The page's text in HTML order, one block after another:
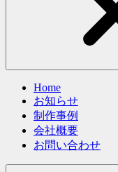
Home
お知らせ
制作事例
会社概要
お問い合わせ